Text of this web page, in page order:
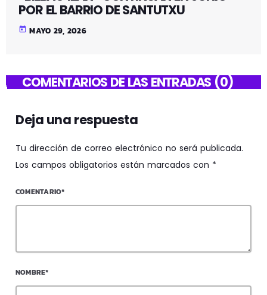
POR EL BARRIO DE SANTUTXU
today MAYO 29, 2026
COMENTARIOS DE LAS ENTRADAS (0)
Deja una respuesta
Tu dirección de correo electrónico no será publicada.
Los campos obligatorios están marcados con *
COMENTARIO*
NOMBRE*